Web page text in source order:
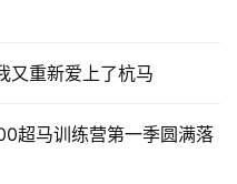
又重新爱上了杭马
超马训练营第一季圆满落